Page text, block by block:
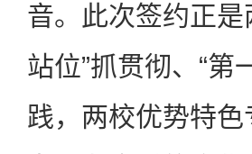
音。此次签约正是
站位”抓贯彻、“第
践，两校优势特